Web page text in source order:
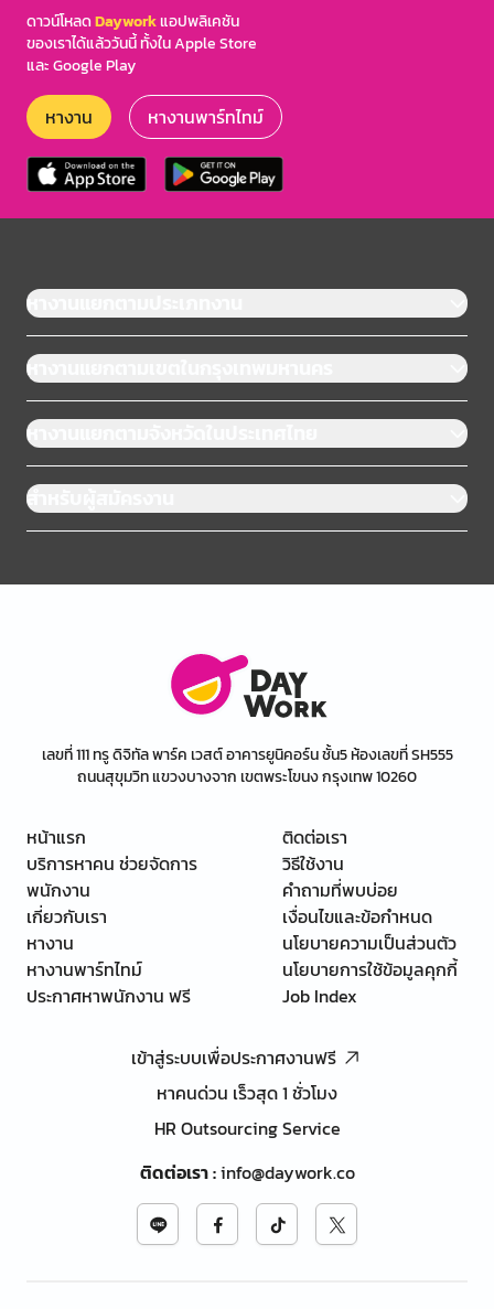
ดาวน์โหลดDayworkแอปพลิเคชัน
ของเราได้แล้ววันนี้ ทั้งใน Apple Store
และ Google Play
หางาน หางานพาร์ทไทม์
หางานแยกตามประเภทงาน
หางานแยกตามเขตในกรุงเทพมหานคร
หางานแยกตามจังหวัดในประเทศไทย
สำหรับผู้สมัครงาน
เลขที่ 111 ทรู ดิจิทัล พาร์ค เวสต์ อาคารยูนิคอร์น ชั้น5 ห้องเลขที่ SH555
ถนนสุขุมวิท แขวงบางจาก เขตพระโขนง กรุงเทพ 10260
หน้าแรก
บริการหาคน ช่วยจัดการ
พนักงาน
เกี่ยวกับเรา
หางาน
หางานพาร์ทไทม์
ประกาศหาพนักงาน ฟรี
ติดต่อเรา
วิธีใช้งาน
คำถามที่พบบ่อย
เงื่อนไขและข้อกำหนด
นโยบายความเป็นส่วนตัว
นโยบายการใช้ข้อมูลคุกกี้
Job Index
เข้าสู่ระบบเพื่อประกาศงานฟรี
หาคนด่วน เร็วสุด 1 ชั่วโมง
HR Outsourcing Service
ติดต่อเรา:info@daywork.co